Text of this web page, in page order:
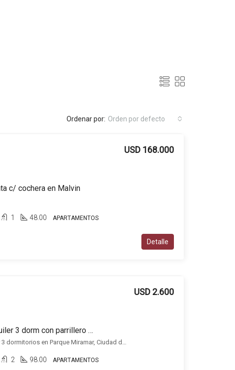
Ordenar por: Orden por defecto
c/ cochera en Malvin
USD 168.000
1 48.00 APARTAMENTOS
Detalle
Apartamento en alquiler 3 dorm con parrillero y 2 cocheras en Parque Miramar
USD 2.600
Apartamento en alquiler 3 dormitorios en Parque Miramar, Ciudad de la costa, Ciudad de la Costa
2 98.00 APARTAMENTOS